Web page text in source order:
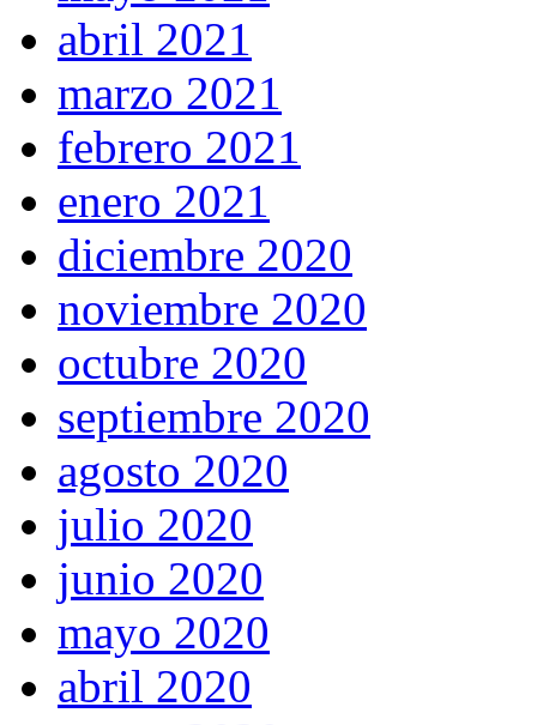
abril 2021
marzo 2021
febrero 2021
enero 2021
diciembre 2020
noviembre 2020
octubre 2020
septiembre 2020
agosto 2020
julio 2020
junio 2020
mayo 2020
abril 2020